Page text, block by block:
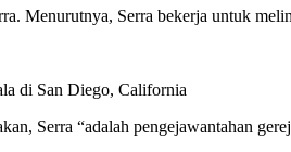
Menurutnya, Serra bekerja untuk
di San Diego, California
Serra “adalah pengejawantahan